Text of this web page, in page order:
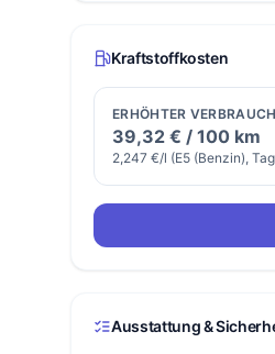
Kraftstoffkosten
ERHÖHTER VERBRAUCH
39,32 € / 100 km
2,247 €/l (E5 (Benzin),
Ausstattung &